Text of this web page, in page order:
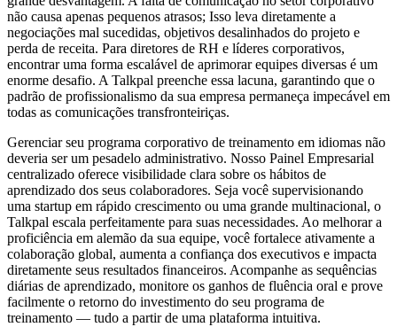
não causa apenas pequenos atrasos; Isso leva diretamente a
negociações mal sucedidas, objetivos desalinhados do projeto e
perda de receita. Para diretores de RH e líderes corporativos,
encontrar uma forma escalável de aprimorar equipes diversas é um
enorme desafio. A Talkpal preenche essa lacuna, garantindo que o
padrão de profissionalismo da sua empresa permaneça impecável em
todas as comunicações transfronteiriças.
Gerenciar seu programa corporativo de treinamento em idiomas não
deveria ser um pesadelo administrativo. Nosso Painel Empresarial
centralizado oferece visibilidade clara sobre os hábitos de
aprendizado dos seus colaboradores. Seja você supervisionando
uma startup em rápido crescimento ou uma grande multinacional, o
Talkpal escala perfeitamente para suas necessidades. Ao melhorar a
proficiência em alemão da sua equipe, você fortalece ativamente a
colaboração global, aumenta a confiança dos executivos e impacta
diretamente seus resultados financeiros. Acompanhe as sequências
diárias de aprendizado, monitore os ganhos de fluência oral e prove
facilmente o retorno do investimento do seu programa de
treinamento — tudo a partir de uma plataforma intuitiva.